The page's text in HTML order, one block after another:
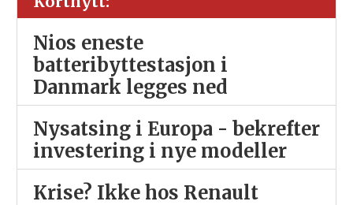
Nios eneste
batteribyttestasjon i
Danmark legges ned
Nysatsing i Europa - bekrefter
investering i nye modeller
Krise? Ikke hos Renault